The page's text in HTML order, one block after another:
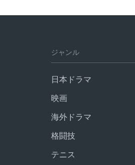
ジャンル
日本ドラマ
映画
海外ドラマ
格闘技
テニス